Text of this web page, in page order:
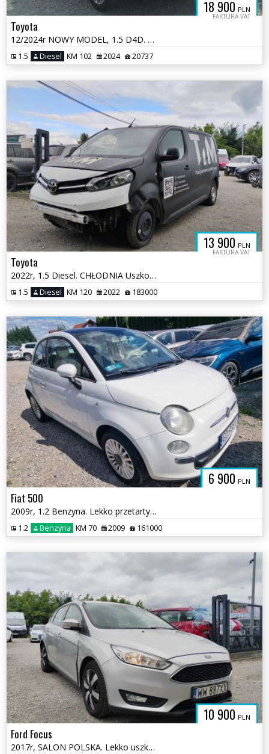
18 900 PLN
FAKTURA VAT
Toyota
12/2024r NOWY MODEL, 1.5 D4D. LONG. Uszkodzony przód. Pali. VAT 23%
1.5 Diesel KM 102 2024 20737
13 900 PLN
FAKTURA VAT
Toyota
2022r, 1.5 Diesel. CHŁODNIA Uszkodzony przód i prawy bok. Pali. VAT 23
1.5 Diesel KM 120 2022 183000
6 900 PLN
Fiat 500
2009r, 1.2 Benzyna. Lekko przetarty lewy bok. Jeździ.
1.2 Benzyna KM 70 2009 161000
10 900 PLN
Ford Focus
2017r, SALON POLSKA. Lekko uszkodzone boki. Jeździ.